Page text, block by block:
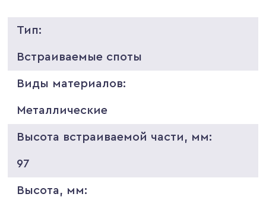
Тип:
Встраиваемые споты
Виды материалов:
Металлические
Высота встраиваемой части, мм:
97
Высота, мм: